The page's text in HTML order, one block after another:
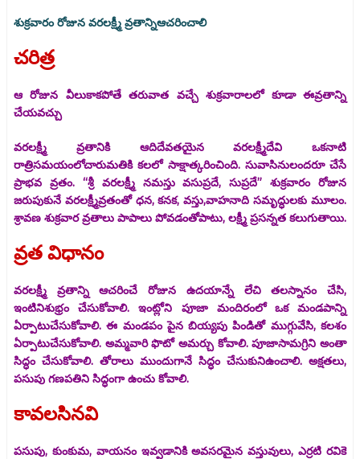
శుక్రవారం రోజున వరలక్ష్మీ వ్రతాన్నిఆచరించాలి
చరిత్ర
ఆ రోజున వీలుకాకపోతే తరువాత వచ్చే శుక్రవారాలలో కూడా ఈవ్రతాన్ని
చేయవచ్చు
వరలక్ష్మీ వ్రతానికి ఆదిదేవతయైన వరలక్ష్మీదేవి ఒకనాటి
రాత్రిసమయంలోచారుమతికి కలలో సాక్షాత్కరించింది. సువాసినులందరూ చేసే
ప్రాభవ వ్రతం. “శ్రీ వరలక్ష్మీ నమస్తు వసుప్రదే, సుప్రదే” శుక్రవారం రోజున
జరుపుకునే వరలక్ష్మీవ్రతంతో ధన, కనక, వస్తు,వాహనాది సమృద్ధులకు మూలం.
శ్రావణ శుక్రవార వ్రతాలు పాపాలు పోవడంతోపాటు, లక్ష్మీ ప్రసన్నత కలుగుతాయి.
వ్రత విధానం
వరలక్ష్మీ వ్రతాన్ని ఆచరించే రోజున ఉదయాన్నే లేచి తలస్నానం చేసి,
ఇంటినిశుభ్రం చేసుకోవాలి. ఇంట్లోని పూజా మందిరంలో ఒక మండపాన్ని
ఏర్పాటుచేసుకోవాలి. ఈ మండపం పైన బియ్యపు పిండితో ముగ్గువేసి, కలశం
ఏర్పాటుచేసుకోవాలి. అమ్మవారి ఫొటో అమర్చు కోవాలి. పూజాసామగ్రిని అంతా
సిద్ధం చేసుకోవాలి. తోరాలు ముందుగానే సిద్ధం చేసుకునిఉంచాలి. అక్షతలు,
పసుపు గణపతిని సిద్ధంగా ఉంచు కోవాలి.
కావలసినవి
పసుపు, కుంకుమ, వాయనం ఇవ్వడానికి అవసరమైన వస్తువులు, ఎర్రటి రవికె